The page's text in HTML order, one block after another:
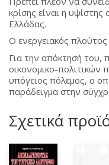
κρίσης είναι η
Ελλάδας.
Ο ενεργειακός
Για την απόκτησή του,
οικονομικο-πολιτικών
υπόγειος πόλεμος, ο
παράδειγμα στην
Σχετικά